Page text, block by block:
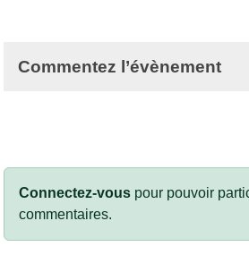
Commentez l’évènement
Connectez-vous pour pouvoir
commentaires.